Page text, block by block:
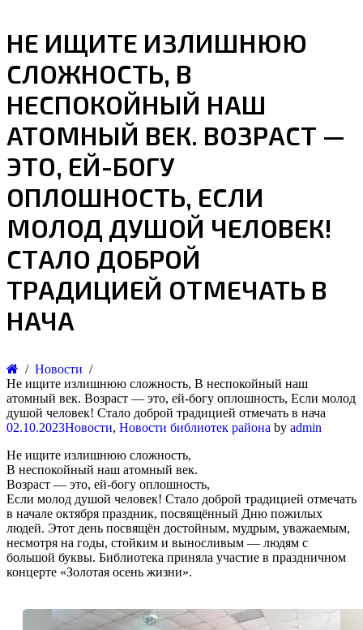
НЕ ИЩИТЕ ИЗЛИШНЮЮ
СЛОЖНОСТЬ, В
НЕСПОКОЙНЫЙ НАШ
АТОМНЫЙ ВЕК. ВОЗРАСТ —
ЭТО, ЕЙ-БОГУ
ОПЛОШНОСТЬ, ЕСЛИ
МОЛОД ДУШОЙ ЧЕЛОВЕК!
СТАЛО ДОБРОЙ
ТРАДИЦИЕЙ ОТМЕЧАТЬ В
НАЧА
Новости
Не ищите излишнюю сложность, В неспокойный наш
атомный век. Возраст — это, ей-богу оплошность, Если молод
душой человек! Стало доброй традицией отмечать в нача
02.10.2023Новости, Новости библиотек района by admin
Не ищите излишнюю сложность,
В неспокойный наш атомный век.
Возраст — это, ей-богу оплошность,
Если молод душой человек! Стало доброй традицией отмечать
в начале октября праздник, посвящённый Дню пожилых
людей. Этот день посвящён достойным, мудрым, уважаемым,
несмотря на годы, стойким и выносливым — людям с
большой буквы. Библиотека приняла участие в праздничном
концерте «Золотая осень жизни».